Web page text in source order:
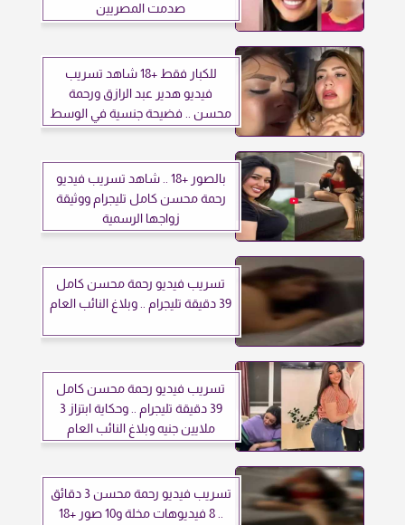
صدمت المصريين
للكبار فقط +18 شاهد تسريب
فيديو هدير عبد الرازق ورحمة
محسن .. فضيحة جنسية في الوسط
بالصور +18 .. شاهد تسريب فيديو
رحمة محسن كامل تليجرام ووثيقة
زواجها الرسمية
تسريب فيديو رحمة محسن كامل
39 دقيقة تليجرام .. وبلاغ النائب العام
تسريب فيديو رحمة محسن كامل
39 دقيقة تليجرام .. وحكاية ابتزاز 3
ملايين جنيه وبلاغ النائب العام
تسريب فيديو رحمة محسن 3 دقائق
.. 8 فيديوهات مخلة و10 صور +18